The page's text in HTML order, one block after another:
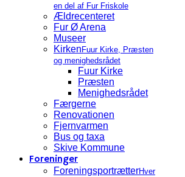
en del af Fur Friskole
Ældrecenteret
Fur Ø Arena
Museer
Kirken Fuur Kirke, Præsten
og menighedsrådet
Fuur Kirke
Præsten
Menighedsrådet
Færgerne
Renovationen
Fjernvarmen
Bus og taxa
Skive Kommune
Foreninger
ForeningsportrætterHver